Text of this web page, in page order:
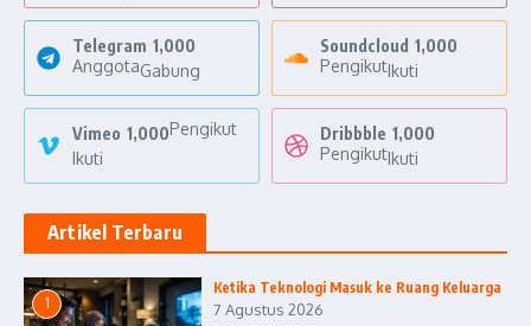
Telegram 1,000
AnggotaGabung
Soundcloud 1,000
PengikutIkuti
Vimeo 1,000Pengikut
Ikuti
Dribbble 1,000
PengikutIkuti
Artikel Terbaru
1
Ketika Teknologi Masuk ke Ruang Keluarga
7 Agustus 2026